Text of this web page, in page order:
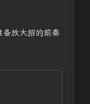
放大招的前奏